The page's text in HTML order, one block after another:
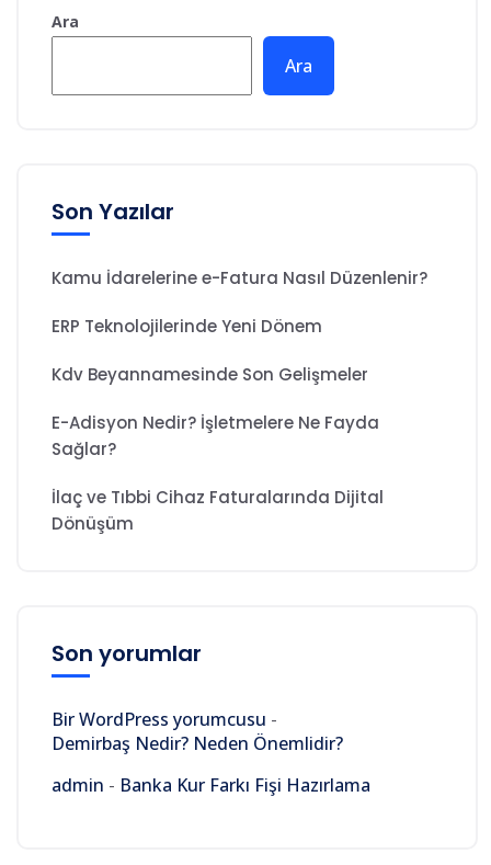
Ara
Ara
Son Yazılar
Kamu İdarelerine e-Fatura Nasıl Düzenlenir?
ERP Teknolojilerinde Yeni Dönem
Kdv Beyannamesinde Son Gelişmeler
E-Adisyon Nedir? İşletmelere Ne Fayda
Sağlar?
İlaç ve Tıbbi Cihaz Faturalarında Dijital
Dönüşüm
Son yorumlar
Bir WordPress yorumcusu -
Demirbaş Nedir? Neden Önemlidir?
admin - Banka Kur Farkı Fişi Hazırlama